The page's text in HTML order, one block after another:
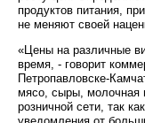
продуктов питания,
не меняют своей
«Цены на различные
время, - говорит
Петропавловске-
мясо, сыры, молочная
розничной сети, так
уведомления от